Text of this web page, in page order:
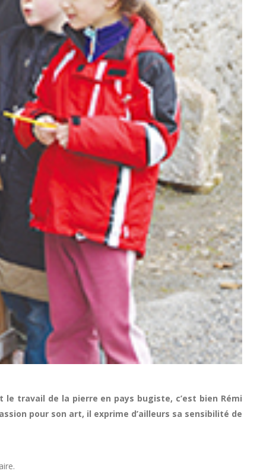
travail de la pierre en pays bugiste, c’est bien Rémi
pour son art, il exprime d’ailleurs sa sensibilité de